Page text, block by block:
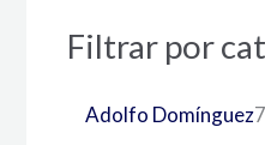
Filtrar por
Adolfo Domínguez7